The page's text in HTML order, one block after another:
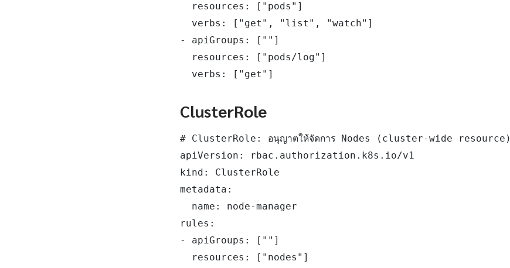
  resources: ["pods"]
  verbs: ["get", "list", "watch"]
- apiGroups: [""]
  resources: ["pods/log"]
  verbs: ["get"]
ClusterRole
# ClusterRole: อนุญาตให้จัดการ Nodes (cluster-wide resource)
apiVersion: rbac.authorization.k8s.io/v1
kind: ClusterRole
metadata:
  name: node-manager
rules:
- apiGroups: [""]
  resources: ["nodes"]